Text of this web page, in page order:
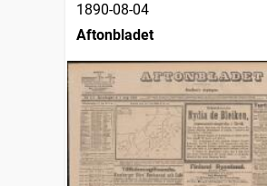
1890-08-04
Aftonbladet